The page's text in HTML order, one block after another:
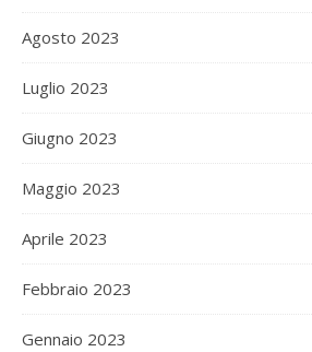
Agosto 2023
Luglio 2023
Giugno 2023
Maggio 2023
Aprile 2023
Febbraio 2023
Gennaio 2023